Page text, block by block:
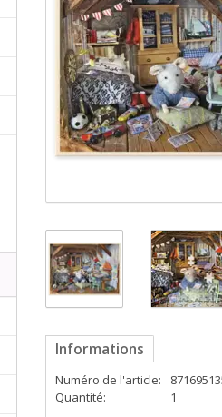
Informations
Numéro de l'article:
Quantité:
1